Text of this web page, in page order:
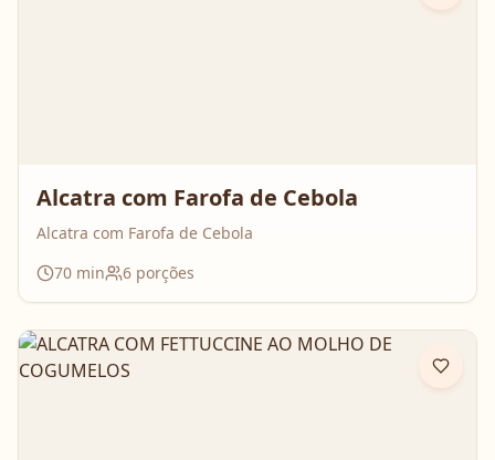
Alcatra com Farofa de Cebola
Alcatra com Farofa de Cebola
70 min 6 porções